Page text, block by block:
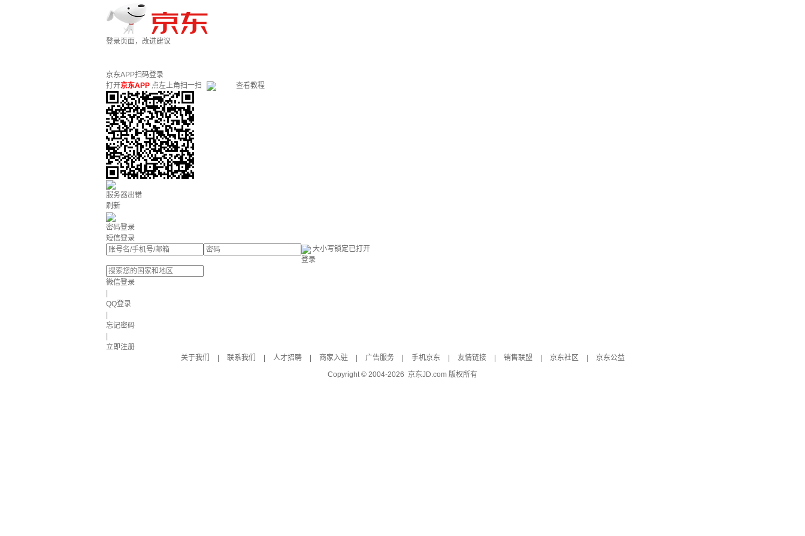
登录页面，改进建议
京东APP扫码登录
打开京东APP 点左上角扫一扫 查看教程
服务器出错
刷新
密码登录
短信登录
大小写锁定已打开
登录
微信登录
QQ登录
忘记密码
立即注册
关于我们
联系我们 人才招聘 商家入驻 广告服务 手机京东 友情链接 销售联盟 京东社区
京东公益
Copyright © 2004-2026 京东JD.com 版权所有